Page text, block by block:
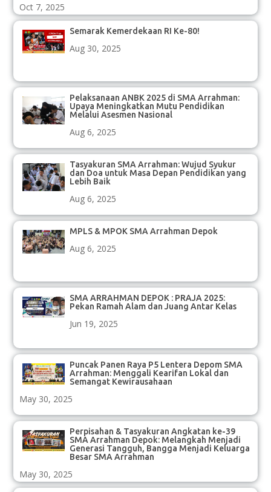
Oct 7, 2025
Semarak Kemerdekaan RI Ke-80!
Aug 30, 2025
Pelaksanaan ANBK 2025 di SMA Arrahman:
Upaya Meningkatkan Mutu Pendidikan
Melalui Asesmen Nasional
Aug 6, 2025
Tasyakuran SMA Arrahman: Wujud Syukur
dan Doa untuk Masa Depan Pendidikan yang
Lebih Baik
Aug 6, 2025
MPLS & MPOK SMA Arrahman Depok
Aug 6, 2025
SMA ARRAHMAN DEPOK : PRAJA 2025:
Pekan Ramah Alam dan Juang Antar Kelas
Jun 19, 2025
Puncak Panen Raya P5 Lentera Depom SMA
Arrahman: Menggali Kearifan Lokal dan
Semangat Kewirausahaan
May 30, 2025
Perpisahan & Tasyakuran Angkatan ke-39
SMA Arrahman Depok: Melangkah Menjadi
Generasi Tangguh, Bangga Menjadi Keluarga
Besar SMA Arrahman
May 30, 2025